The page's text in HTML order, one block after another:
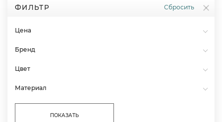
ФИЛЬТР Сбросить
Цена
Бренд
Цвет
Материал
ПОКАЗАТЬ